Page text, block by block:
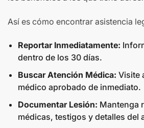
Así es cómo encontrar asistencia
Reportar Inmediatamente:
dentro de los 30 días.
Buscar Atención Médica: Visite
médico aprobado de inmediato.
Documentar Lesión: Mantenga
médicas, testigos y detalles del